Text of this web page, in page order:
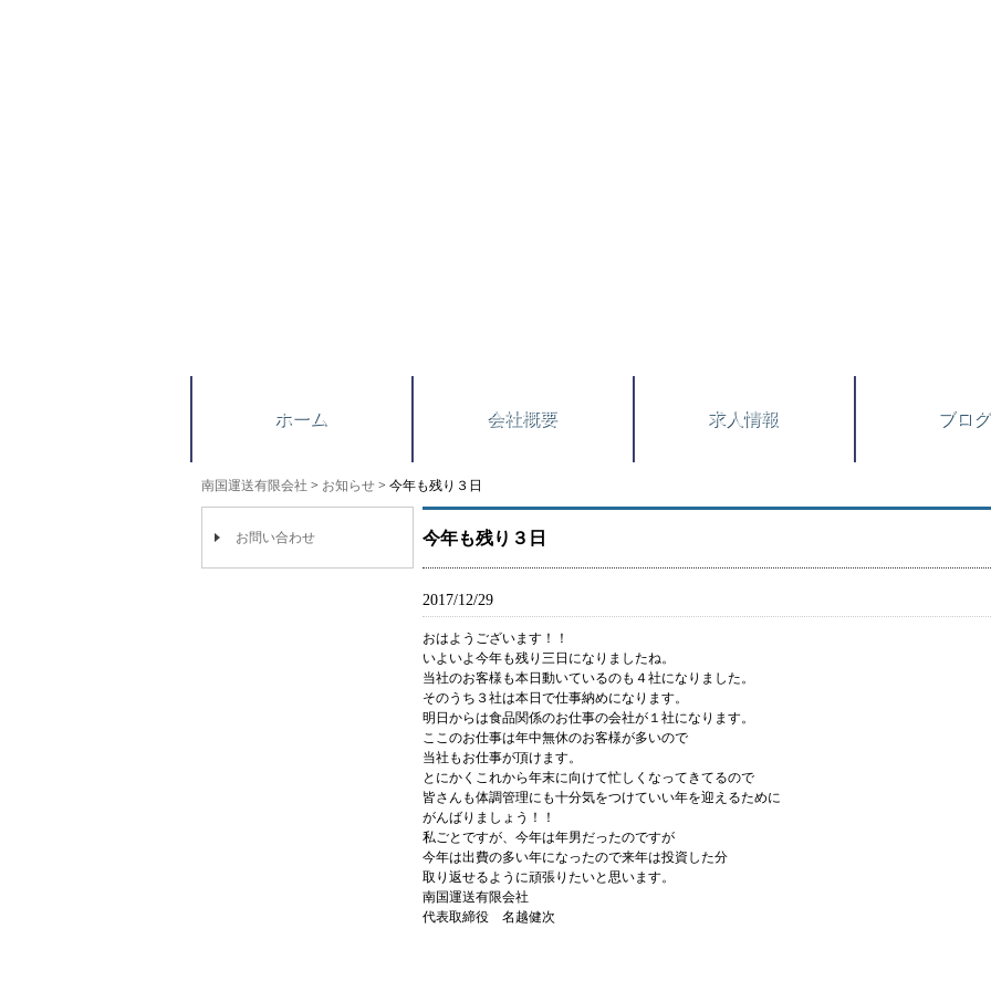
ホーム 会社概要 求人情報 ブログ
南国運送有限会社 > お知らせ > 今年も残り３日
今年も残り３日
2017/12/29
おはようございます！！
いよいよ今年も残り三日になりましたね。
当社のお客様も本日動いているのも４社になりました。
そのうち３社は本日で仕事納めになります。
明日からは食品関係のお仕事の会社が１社になります。
ここのお仕事は年中無休のお客様が多いので
当社もお仕事が頂けます。
とにかくこれから年末に向けて忙しくなってきてるので
皆さんも体調管理にも十分気をつけていい年を迎えるために
がんばりましょう！！
私ごとですが、今年は年男だったのですが
今年は出費の多い年になったので来年は投資した分
取り返せるように頑張りたいと思います。
南国運送有限会社
代表取締役 名越健次
お問い合わせ